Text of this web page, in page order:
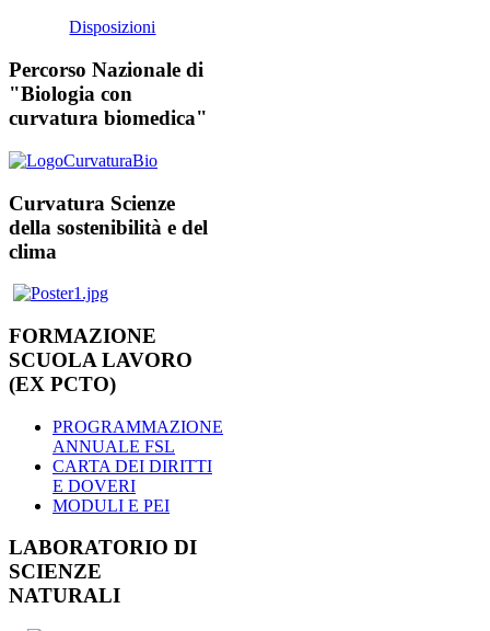
Disposizioni
Percorso Nazionale di
"Biologia con
curvatura biomedica"
Curvatura Scienze
della sostenibilità e del
clima
FORMAZIONE
SCUOLA LAVORO
(EX PCTO)
PROGRAMMAZIONE
ANNUALE FSL
CARTA DEI DIRITTI
E DOVERI
MODULI E PEI
LABORATORIO DI
SCIENZE
NATURALI